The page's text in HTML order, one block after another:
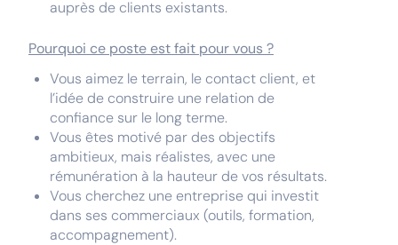
auprès de clients existants.
Pourquoi ce poste est fait pour vous ?
Vous aimez le terrain, le contact client, et
l’idée de construire une relation de
confiance sur le long terme.
Vous êtes motivé par des objectifs
ambitieux, mais réalistes, avec une
rémunération à la hauteur de vos résultats.
Vous cherchez une entreprise qui investit
dans ses commerciaux (outils, formation,
accompagnement).